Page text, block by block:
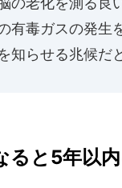
有毒ガスの発生
知らせる兆候だ
ると5年以